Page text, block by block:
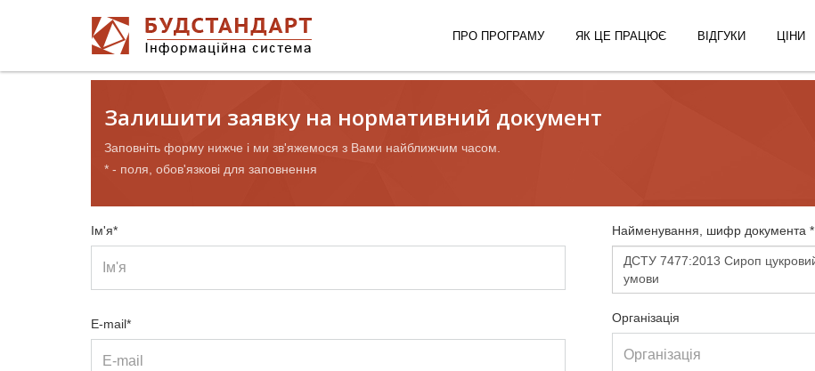
ПРО ПРОГРАМУ ЯК ЦЕ ПРАЦЮЄ ВІДГУКИ ЦІНИ
Залишити заявку на нормативний документ
Заповніть форму нижче і ми зв'яжемося з Вами найближчим часом.
* - поля, обов'язкові для заповнення
Ім'я*
E-mail*
Найменування, шифр документа *
Організація